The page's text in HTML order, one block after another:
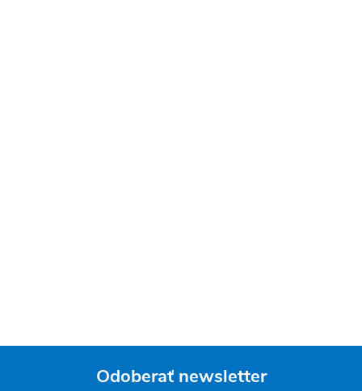
Odoberať newsletter